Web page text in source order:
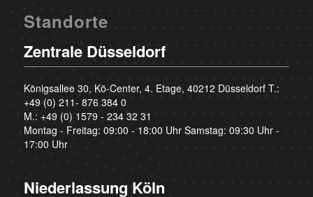
Standorte
Zentrale Düsseldorf
Königsallee 30, Kö-Center, 4. Etage, 40212 Düsseldorf T.:
+49 (0) 211- 876 384 0
M.: +49 (0) 1579 - 234 32 31
Montag - Freitag: 09:00 - 18:00 Uhr Samstag: 09:30 Uhr -
17:00 Uhr
Niederlassung Köln